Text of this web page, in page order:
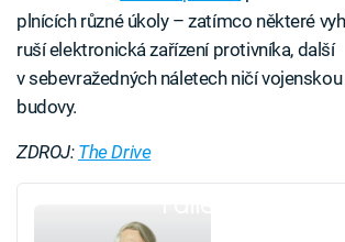
plnících různé úkoly – zatímco některé
ruší elektronická zařízení protivníka, další
v sebevražedných náletech ničí
budovy.
ZDROJ: The Drive